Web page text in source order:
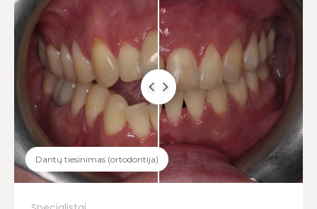
Dantų tiesinimas (ortodontija)